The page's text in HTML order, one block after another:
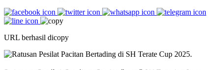
URL berhasil dicopy